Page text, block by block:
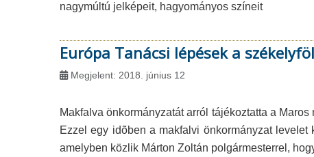
nagymúltú jelképeit, hagyományos színeit
Európa Tanácsi lépések a
Megjelent: 2018. június 12
Makfalva önkormányzatát arról tájékoztatta a
Ezzel egy idõben a makfalvi önkormányzat
amelyben közlik Márton Zoltán polgármesterrel,